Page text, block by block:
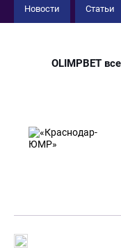
Новости Статьи
OLIMPBET